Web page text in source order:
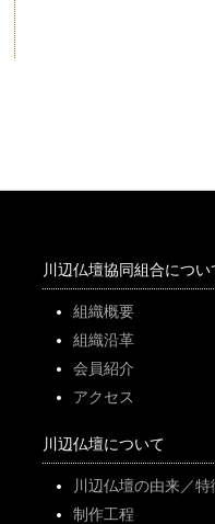
川辺仏壇協同組合につい
組織概要
組織沿革
会員紹介
アクセス
川辺仏壇について
川辺仏壇の由来／特
制作工程